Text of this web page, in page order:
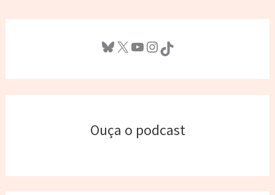
Bluesky X Youtube InstagramTikTok
Ouça o podcast